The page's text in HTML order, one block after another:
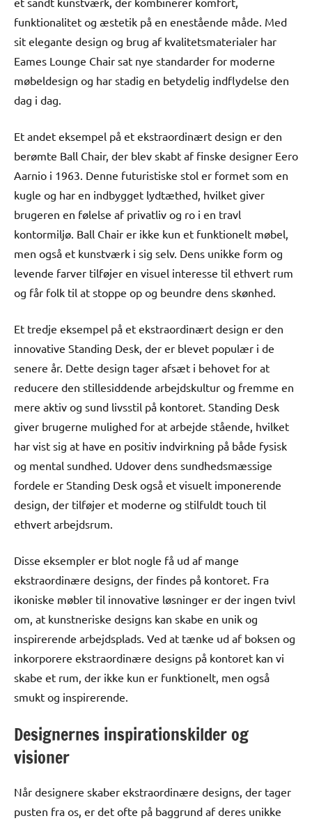
funktionalitet og æstetik på en enestående måde. Med
sit elegante design og brug af kvalitetsmaterialer har
Eames Lounge Chair sat nye standarder for moderne
møbeldesign og har stadig en betydelig indflydelse den
dag i dag.
Et andet eksempel på et ekstraordinært design er den
berømte Ball Chair, der blev skabt af finske designer Eero
Aarnio i 1963. Denne futuristiske stol er formet som en
kugle og har en indbygget lydtæthed, hvilket giver
brugeren en følelse af privatliv og ro i en travl
kontormiljø. Ball Chair er ikke kun et funktionelt møbel,
men også et kunstværk i sig selv. Dens unikke form og
levende farver tilføjer en visuel interesse til ethvert rum
og får folk til at stoppe op og beundre dens skønhed.
Et tredje eksempel på et ekstraordinært design er den
innovative Standing Desk, der er blevet populær i de
senere år. Dette design tager afsæt i behovet for at
reducere den stillesiddende arbejdskultur og fremme en
mere aktiv og sund livsstil på kontoret. Standing Desk
giver brugerne mulighed for at arbejde stående, hvilket
har vist sig at have en positiv indvirkning på både fysisk
og mental sundhed. Udover dens sundhedsmæssige
fordele er Standing Desk også et visuelt imponerende
design, der tilføjer et moderne og stilfuldt touch til
ethvert arbejdsrum.
Disse eksempler er blot nogle få ud af mange
ekstraordinære designs, der findes på kontoret. Fra
ikoniske møbler til innovative løsninger er der ingen tvivl
om, at kunstneriske designs kan skabe en unik og
inspirerende arbejdsplads. Ved at tænke ud af boksen og
inkorporere ekstraordinære designs på kontoret kan vi
skabe et rum, der ikke kun er funktionelt, men også
smukt og inspirerende.
Designernes inspirationskilder og
visioner
Når designere skaber ekstraordinære designs, der tager
pusten fra os, er det ofte på baggrund af deres unikke